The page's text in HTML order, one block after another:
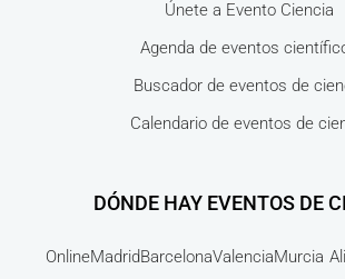
Únete a Evento Ciencia
Agenda de eventos
Buscador de eventos de
Calendario de eventos de
DÓNDE HAY EVENTOS DE
OnlineMadridBarcelonaValenciaMurcia